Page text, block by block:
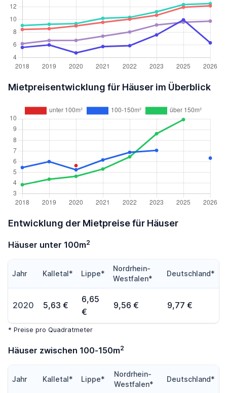
Mietpreisentwicklung für Häuser im Überblick
Entwicklung der Mietpreise für Häuser
Häuser unter 100m2
Jahr Kalletal* Lippe*
Nordrhein-
Westfalen*
Deutschland*
2020 5,63 €
6,65
€
9,56 € 9,77 €
* Preise pro Quadratmeter
Häuser zwischen 100-150m2
Jahr Kalletal* Lippe*
Nordrhein-
Westfalen*
Deutschland*